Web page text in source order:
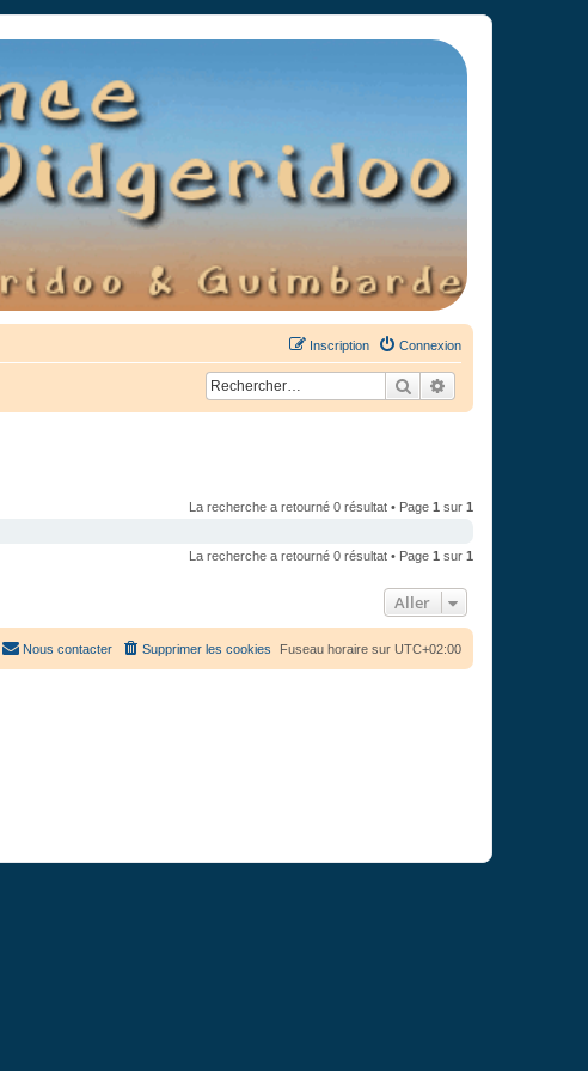
Connexion
Inscription
Rechercher
La recherche a retourné 0 résultat • Page 1 sur 1
La recherche a retourné 0 résultat • Page 1 sur 1
Aller
Fuseau horaire sur UTC+02:00
Supprimer les cookies
Nous contacter